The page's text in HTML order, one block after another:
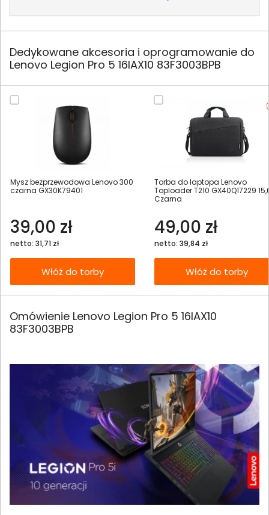
Dedykowane akcesoria i oprogramowanie do
Lenovo Legion Pro 5 16IAX10 83F3003BPB
Mysz bezprzewodowa Lenovo 300
czarna GX30K79401
39,00 zł
netto: 31,71 zł
Włóż do torby
Torba do laptopa Lenovo
Toploader T210 GX40Q17229
Czarna
49,00 zł
netto: 39,84 zł
Włóż do torby
Omówienie Lenovo Legion Pro 5 16IAX10
83F3003BPB